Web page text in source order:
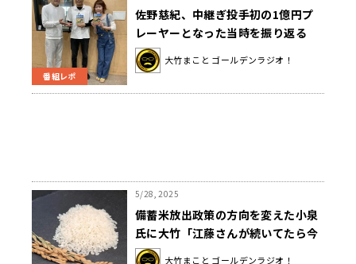
番組レポ
佐野慈紀、中継ぎ投手初の1億円プ
レーヤーとなった当時を振り返る
大竹まこと ゴールデンラジオ！
5/28, 2025
備蓄米放出政策の方向を変えた小泉
氏に大竹「江藤さんが続いてたら今
の形にはなってない」
大竹まこと ゴールデンラジオ！